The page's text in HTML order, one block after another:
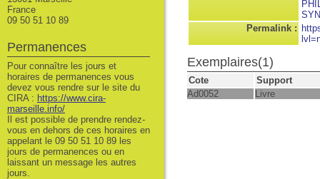
Permalink :
Exemplaires(1)
Cote
Support
Ad0052
Livre
France
09 50 51 10 89
Permanences
Pour connaître les jours et
horaires de permanences vous
devez vous rendre sur le site du
CIRA : https://www.cira-
marseille.info/
Il est possible de prendre rendez-
vous en dehors de ces horaires en
appelant le 09 50 51 10 89 les
jours de permanences ou en
laissant un message les autres
jours.